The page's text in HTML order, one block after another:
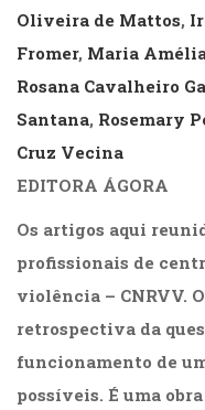
Oliveira de Mattos,
Fromer, Maria
Rosana Cavalheiro
Santana, Rosemary
Cruz Vecina
EDITORA ÁGORA
Os artigos aqui
profissionais de
violência – CNRVV.
retrospectiva da
funcionamento de
possíveis. É uma